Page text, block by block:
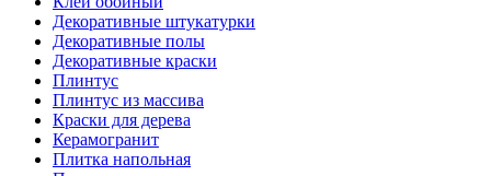
Декоративные штукатурки
Декоративные полы
Декоративные краски
Плинтус
Плинтус из массива
Краски для дерева
Керамогранит
Плитка напольная